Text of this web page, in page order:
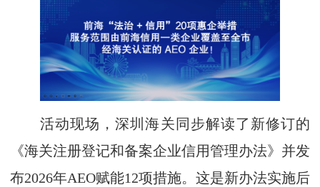
活动现场，深圳海关同步解读了新修订的
《海关注册登记和备案企业信用管理办法》并发
布2026年AEO赋能12项措施。这是新办法实施后